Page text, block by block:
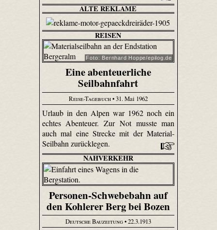
ALTE REKLAME
REISEN
Foto: Bernhard Hoppe/epilog.de
Eine abenteuerliche
Seilbahnfahrt
Reise-Tagebuch• 31. Mai 1962
Urlaub in den Alpen war 1962 noch ein
echtes Abenteuer. Zur Not musste man
auch mal eine Strecke mit der Material-
Seilbahn zurücklegen.
NAHVERKEHR
Personen-Schwebebahn auf
den Kohlerer Berg bei Bozen
Deutsche Bauzeitung• 22.3.1913